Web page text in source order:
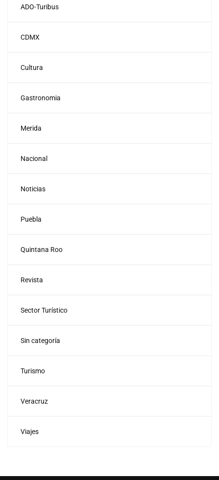
ADO-Turibus
CDMX
Cultura
Gastronomia
Merida
Nacional
Noticias
Puebla
Quintana Roo
Revista
Sector Turístico
Sin categoría
Turismo
Veracruz
Viajes